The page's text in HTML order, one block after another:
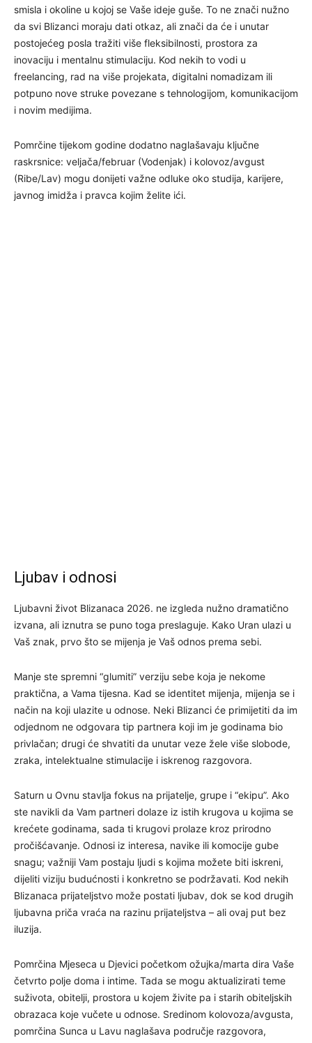
smisla i okoline u kojoj se Vaše ideje guše. To ne znači nužno
da svi Blizanci moraju dati otkaz, ali znači da će i unutar
postojećeg posla tražiti više fleksibilnosti, prostora za
inovaciju i mentalnu stimulaciju. Kod nekih to vodi u
freelancing, rad na više projekata, digitalni nomadizam ili
potpuno nove struke povezane s tehnologijom, komunikacijom
i novim medijima.
Pomrčine tijekom godine dodatno naglašavaju ključne
raskrsnice: veljača/februar (Vodenjak) i kolovoz/avgust
(Ribe/Lav) mogu donijeti važne odluke oko studija, karijere,
javnog imidža i pravca kojim želite ići.
Ljubav i odnosi
Ljubavni život Blizanaca 2026. ne izgleda nužno dramatično
izvana, ali iznutra se puno toga preslaguje. Kako Uran ulazi u
Vaš znak, prvo što se mijenja je Vaš odnos prema sebi.
Manje ste spremni “glumiti” verziju sebe koja je nekome
praktična, a Vama tijesna. Kad se identitet mijenja, mijenja se i
način na koji ulazite u odnose. Neki Blizanci će primijetiti da im
odjednom ne odgovara tip partnera koji im je godinama bio
privlačan; drugi će shvatiti da unutar veze žele više slobode,
zraka, intelektualne stimulacije i iskrenog razgovora.
Saturn u Ovnu stavlja fokus na prijatelje, grupe i “ekipu”. Ako
ste navikli da Vam partneri dolaze iz istih krugova u kojima se
krećete godinama, sada ti krugovi prolaze kroz prirodno
pročišćavanje. Odnosi iz interesa, navike ili komocije gube
snagu; važniji Vam postaju ljudi s kojima možete biti iskreni,
dijeliti viziju budućnosti i konkretno se podržavati. Kod nekih
Blizanaca prijateljstvo može postati ljubav, dok se kod drugih
ljubavna priča vraća na razinu prijateljstva – ali ovaj put bez
iluzija.
Pomrčina Mjeseca u Djevici početkom ožujka/marta dira Vaše
četvrto polje doma i intime. Tada se mogu aktualizirati teme
suživota, obitelji, prostora u kojem živite pa i starih obiteljskih
obrazaca koje vučete u odnose. Sredinom kolovoza/avgusta,
pomrčina Sunca u Lavu naglašava područje razgovora,